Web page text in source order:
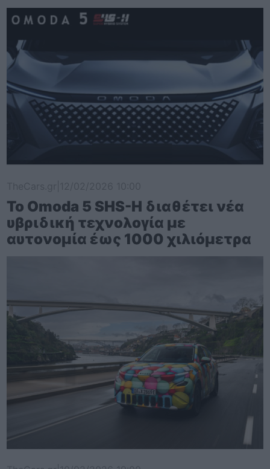
Το Omoda 5 SHS-H διαθέτει νέα
υβριδική τεχνολογία με
αυτονομία έως 1000 χιλιόμετρα